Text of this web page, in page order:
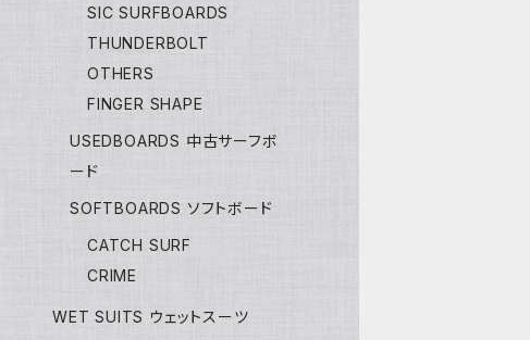
SIC SURFBOARDS
THUNDERBOLT
OTHERS
FINGER SHAPE
USEDBOARDS 中古サーフボ
ード
SOFTBOARDS ソフトボード
CATCH SURF
CRIME
WET SUITS ウェットスーツ